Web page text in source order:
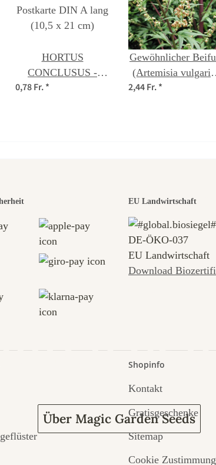
HORTUS
CONCLUSUS -
Postkarte DIN A lang
0,78 Fr.*
Gewöhnlicher
(Artemisia vulgaris)
Bio Saatgut
2,44 Fr.*
der
zu
Über Magic Garden Seeds
EU Landwirtschaft
DE‑ÖKO‑037
EU Landwirtschaft
Download
Shopinfo
Kontakt
Gratisgeschenke
Sitemap
Cookie